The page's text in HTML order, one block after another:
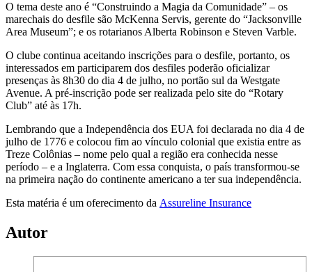
O tema deste ano é “Construindo a Magia da Comunidade” – os
marechais do desfile são McKenna Servis, gerente do “Jacksonville
Area Museum”; e os rotarianos Alberta Robinson e Steven Varble.
O clube continua aceitando inscrições para o desfile, portanto, os
interessados em participarem dos desfiles poderão oficializar
presenças às 8h30 do dia 4 de julho, no portão sul da Westgate
Avenue. A pré-inscrição pode ser realizada pelo site do “Rotary
Club” até às 17h.
Lembrando que a Independência dos EUA foi declarada no dia 4 de
julho de 1776 e colocou fim ao vínculo colonial que existia entre as
Treze Colônias – nome pelo qual a região era conhecida nesse
período – e a Inglaterra. Com essa conquista, o país transformou-se
na primeira nação do continente americano a ter sua independência.
Esta matéria é um oferecimento da Assureline Insurance
Autor